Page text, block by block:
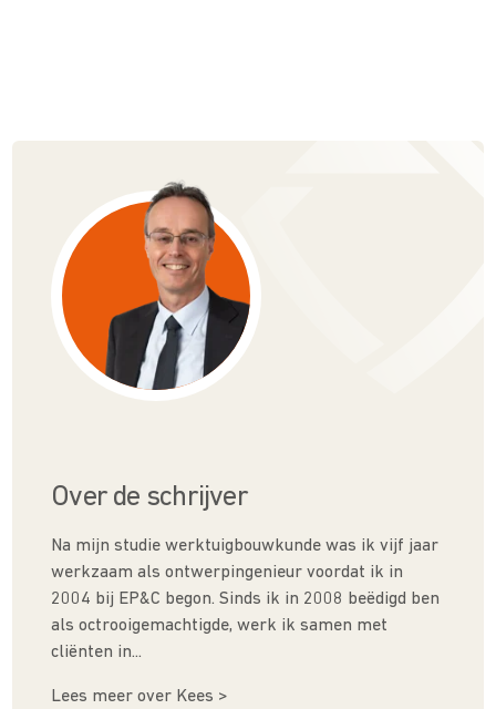
Over de schrijver
Na mijn studie werktuigbouwkunde was ik vijf jaar
werkzaam als ontwerpingenieur voordat ik in
2004 bij EP&C begon. Sinds ik in 2008 beëdigd ben
als octrooigemachtigde, werk ik samen met
cliënten in...
Lees meer over Kees >